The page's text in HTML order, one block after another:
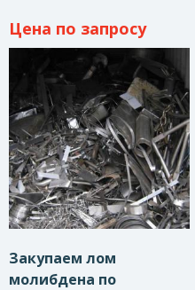
Цена по запросу
Закупаем лом
молибдена по